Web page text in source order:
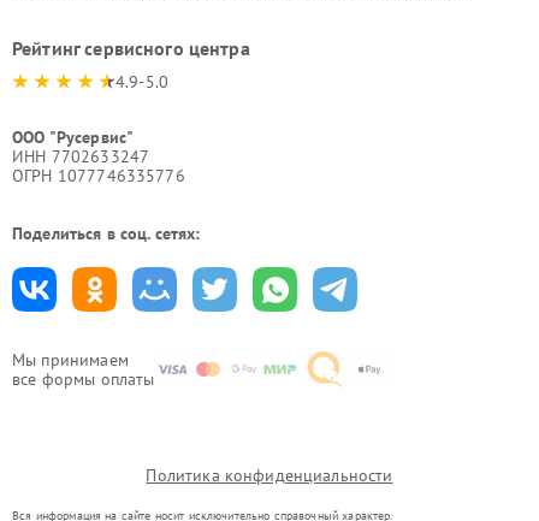
Мы принимаем
все формы оплаты
Рейтинг сервисного центра
4.9-5.0
ООО "Русервис"
ИНН 7702633247
ОГРН 1077746335776
Поделиться в соц. сетях:
Политика конфиденциальности
Вся информация на сайте носит исключительно справочный характер.